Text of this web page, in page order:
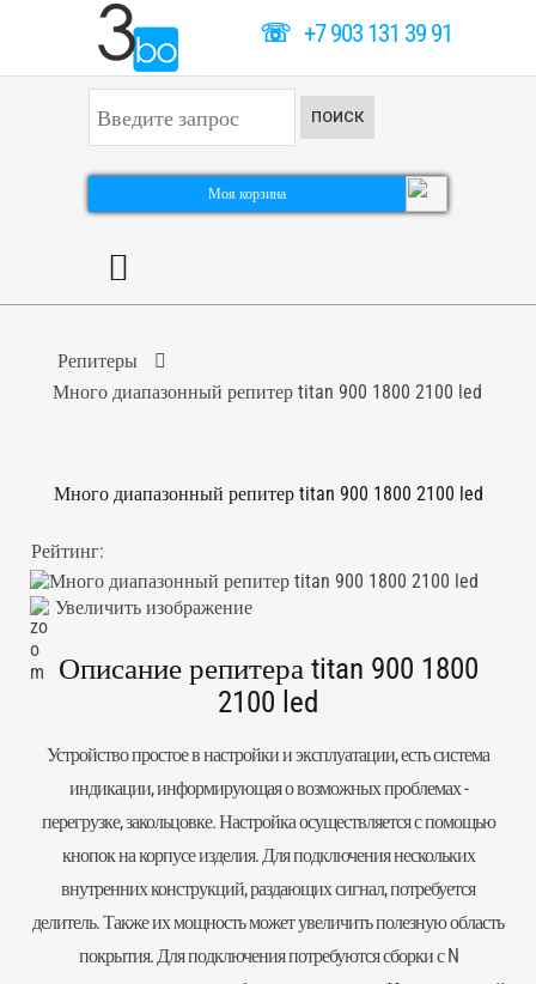
☏+7 903 131 39 91
к
а
ь
ПОИСК
Моя корзина
Репитеры
Много диапазонный репитер titan 900 1800 2100 led
Много диапазонный репитер titan 900 1800 2100 led
Рейтинг:
Увеличить изображение
Описание репитера titan 900 1800
2100 led
Устройство простое в настройки и эксплуатации, есть система
индикации, информирующая о возможных проблемах -
перегрузке, закольцовке. Настройка осуществляется с помощью
кнопок на корпусе изделия. Для подключения нескольких
внутренних конструкций, раздающих сигнал, потребуется
делитель. Также их мощность может увеличить полезную область
покрытия. Для подключения потребуются сборки с N